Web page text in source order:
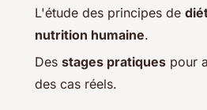
L'étude des principes de
nutrition humaine.
Des stages pratiques pour
des cas réels.